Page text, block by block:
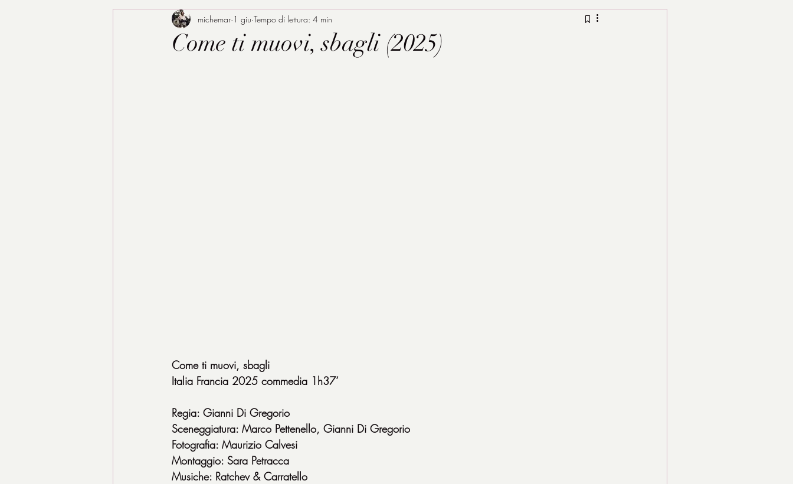
Come ti muovi, sbagli (2025)
michemar 1 giu Tempo di lettura: 4 min
Come ti muovi, sbagli
Italia Francia 2025 commedia 1h37’
Regia: Gianni Di Gregorio
Sceneggiatura: Marco Pettenello, Gianni Di Gregorio
Fotografia: Maurizio Calvesi
Montaggio: Sara Petracca
Musiche: Ratchev & Carratello